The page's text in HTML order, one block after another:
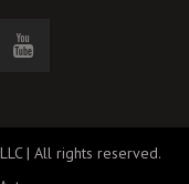
| All rights reserved.